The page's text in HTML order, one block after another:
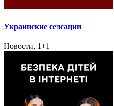
Украинские сенсации
Новости, 1+1